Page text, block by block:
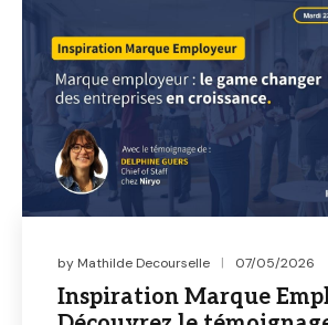
by Mathilde Decourselle 07/05/2026
Inspiration Marque